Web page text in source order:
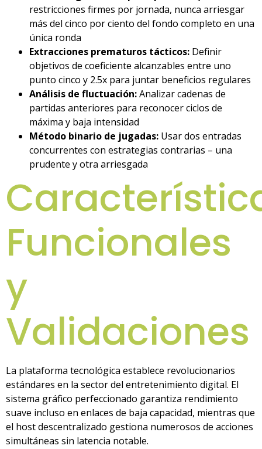
restricciones firmes por jornada, nunca arriesgar
más del cinco por ciento del fondo completo en una
única ronda
Extracciones prematuros tácticos: Definir
objetivos de coeficiente alcanzables entre uno
punto cinco y 2.5x para juntar beneficios regulares
Análisis de fluctuación:Analizar cadenas de
partidas anteriores para reconocer ciclos de
máxima y baja intensidad
Método binario de jugadas: Usar dos entradas
concurrentes con estrategias contrarias – una
prudente y otra arriesgada
Funcionales
y
Validaciones
La plataforma tecnológica establece revolucionarios
estándares en la sector del entretenimiento digital. El
sistema gráfico perfeccionado garantiza rendimiento
suave incluso en enlaces de baja capacidad, mientras que
el host descentralizado gestiona numerosos de acciones
simultáneas sin latencia notable.